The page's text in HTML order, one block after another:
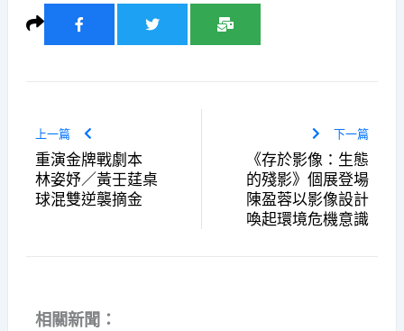
上一篇
重演金牌戰劇本
林姿妤／黃壬莛桌
球混雙逆襲摘金
下一篇
《存於影像：生態
的殘影》個展登場
陳盈蓉以影像設計
喚起環境危機意識
相關新聞：